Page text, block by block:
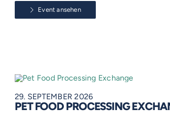
Event ansehen
29. SEPTEMBER 2026
PET FOOD PROCESSING